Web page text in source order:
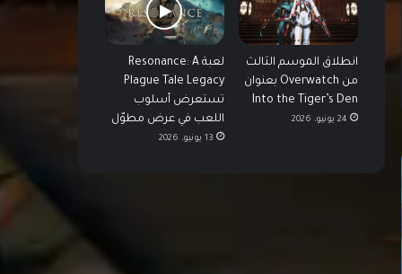
انطلاق الموسم الثالث
من Overwatch بعنوان
Into the Tiger’s Den
24 يونيو، 2026
لعبة Resonance: A
Plague Tale Legacy
تستعرض أسلوب
اللعب في عرض مطوّل
13 يونيو، 2026